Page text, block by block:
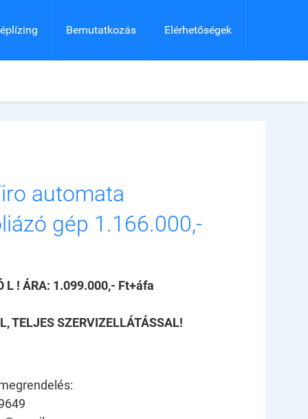
Bemutatkozás Elérhetőségek
automata
gép 1.166.000,-
L ! ÁRA: 1.099.000,- Ft+áfa
TELJES SZERVIZELLÁTÁSSAL!